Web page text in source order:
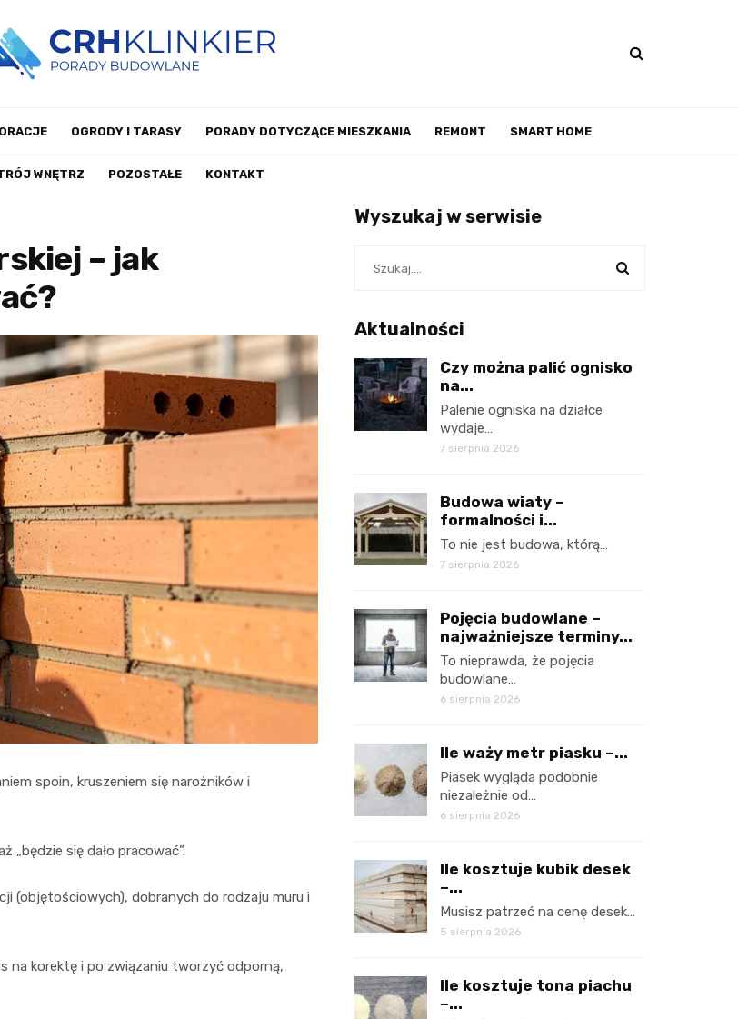
OGRODY I TARASY PORADY DOTYCZĄCE MIESZKANIA REMONT SMART HOME
WNĘTRZ POZOSTAŁE KONTAKT
– jak
spoin, kruszeniem się narożników i
„będzie się dało pracować”.
(objętościowych), dobranych do rodzaju muru i
na korektę i po związaniu tworzyć odporną,
Wyszukaj w serwisie
Aktualności
Czy można palić ognisko
na...
Palenie ogniska na działce
wydaje…
7 sierpnia 2026
Budowa wiaty –
formalności i...
To nie jest budowa, którą…
7 sierpnia 2026
Pojęcia budowlane –
najważniejsze terminy...
To nieprawda, że pojęcia
budowlane…
6 sierpnia 2026
Ile waży metr piasku –...
Piasek wygląda podobnie
niezależnie od…
6 sierpnia 2026
Ile kosztuje kubik desek
–...
Musisz patrzeć na cenę desek…
5 sierpnia 2026
Ile kosztuje tona piachu
–...